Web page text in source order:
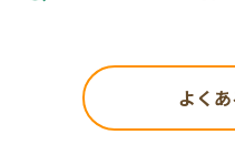
よく